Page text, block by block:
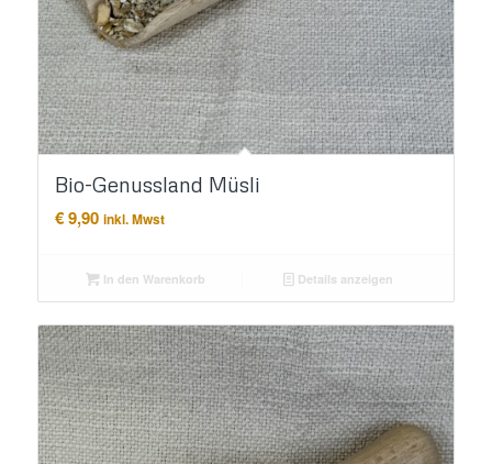
Bio-Genussland Müsli
€9,90 inkl. Mwst
In den Warenkorb Details anzeigen